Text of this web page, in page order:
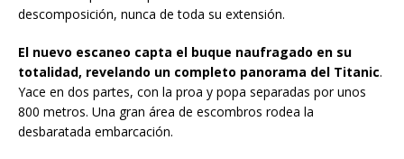
descomposición, nunca de toda su extensión.
El nuevo escaneo capta el buque naufragado en su
totalidad, revelando un completo panorama del Titanic.
Yace en dos partes, con la proa y popa separadas por unos
800 metros. Una gran área de escombros rodea la
desbaratada embarcación.